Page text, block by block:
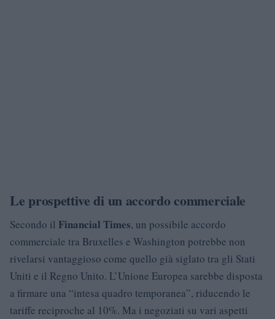
Le prospettive di un accordo commerciale
Secondo il Financial Times, un possibile accordo
commerciale tra Bruxelles e Washington potrebbe non
rivelarsi vantaggioso come quello già siglato tra gli Stati
Uniti e il Regno Unito. L’Unione Europea sarebbe disposta
a firmare una “intesa quadro temporanea”, riducendo le
tariffe reciproche al 10%. Ma i negoziati su vari aspetti